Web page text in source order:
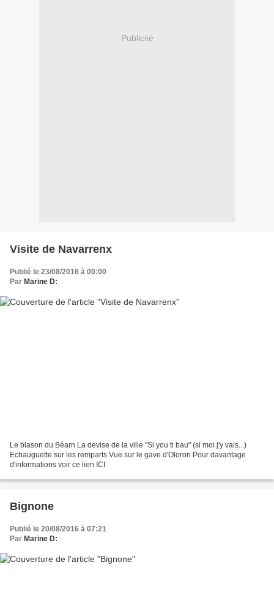
Publicité
Visite de Navarrenx
Publié le 23/08/2016 à 00:00
Par Marine D:
Le blason du Béarn La devise de la ville "Si you ti bau" (si moi j'y vais...)
Echauguette sur les remparts Vue sur le gave d'Oloron Pour davantage
d'informations voir ce lien ICI
Bignone
Publié le 20/08/2016 à 07:21
Par Marine D: